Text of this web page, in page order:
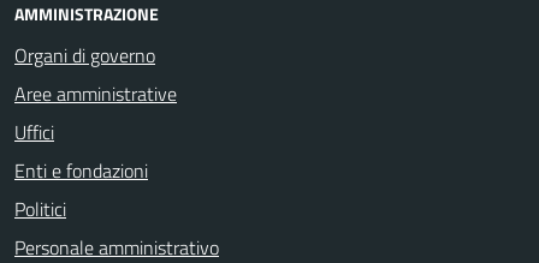
AMMINISTRAZIONE
Organi di governo
Aree amministrative
Uffici
Enti e fondazioni
Politici
Personale amministrativo